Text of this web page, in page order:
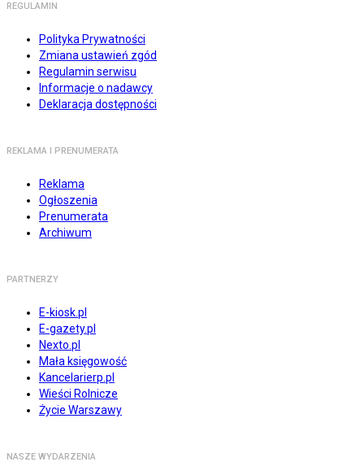
REGULAMIN
Polityka Prywatności
Zmiana ustawień zgód
Regulamin serwisu
Informacje o nadawcy
Deklaracja dostępności
REKLAMA I PRENUMERATA
Reklama
Ogłoszenia
Prenumerata
Archiwum
PARTNERZY
E-kiosk.pl
E-gazety.pl
Nexto.pl
Mała księgowość
Kancelarierp.pl
Wieści Rolnicze
Życie Warszawy
NASZE WYDARZENIA